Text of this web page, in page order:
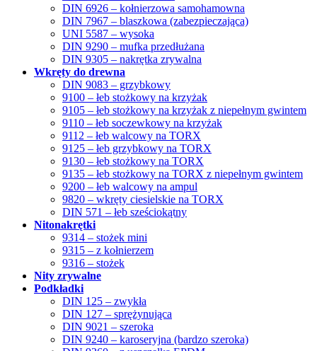
DIN 6926 – kołnierzowa samohamowna
DIN 7967 – blaszkowa (zabezpieczająca)
UNI 5587 – wysoka
DIN 9290 – mufka przedłużana
DIN 9305 – nakrętka zrywalna
Wkręty do drewna
DIN 9083 – grzybkowy
9100 – łeb stożkowy na krzyżak
9105 – łeb stożkowy na krzyżak z niepełnym gwintem
9110 – łeb soczewkowy na krzyżak
9112 – łeb walcowy na TORX
9125 – łeb grzybkowy na TORX
9130 – łeb stożkowy na TORX
9135 – łeb stożkowy na TORX z niepełnym gwintem
9200 – łeb walcowy na ampul
9820 – wkręty ciesielskie na TORX
DIN 571 – łeb sześciokątny
Nitonakrętki
9314 – stożek mini
9315 – z kołnierzem
9316 – stożek
Nity zrywalne
Podkładki
DIN 125 – zwykła
DIN 127 – sprężynująca
DIN 9021 – szeroka
DIN 9240 – karoseryjna (bardzo szeroka)